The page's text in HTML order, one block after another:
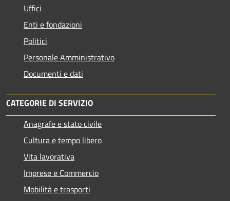
Uffici
Enti e fondazioni
Politici
Personale Amministrativo
Documenti e dati
CATEGORIE DI SERVIZIO
Anagrafe e stato civile
Cultura e tempo libero
Vita lavorativa
Imprese e Commercio
Mobilità e trasporti